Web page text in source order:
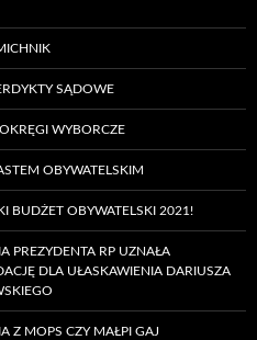
SĄDOWE
WYBORCZE
OBYWATELSKIM
BUDŻET OBYWATELSKI 2021!
PREZYDENTA RP UZNAŁA
DLA UŁASKAWIENIA DARIUSZA
Z MOPS CZY MAŁPI GAJ